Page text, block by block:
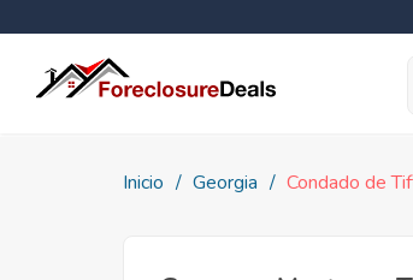
Inicio Georgia Condado de